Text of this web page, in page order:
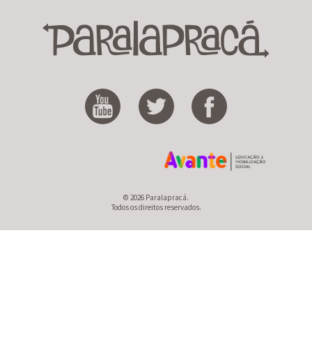
© 2026 Paralapracá.
Todos os direitos reservados.